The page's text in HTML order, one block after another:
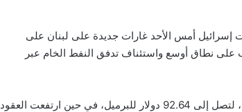
إسرائيل أمس الأحد غارات جديدة على لبنان على
على نطاق أوسع واستئناف تدفق النفط الخام عبر
وارتفعت العقود الآجلة للنفط الخام الأمريكي 2.10 دولار، أو 2.32 بالمئة، لتصل إلى 92.64 دولار للبرميل، في حين ارتفعت العقود